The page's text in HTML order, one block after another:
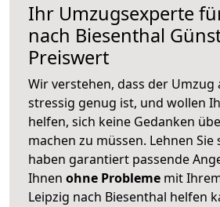
Ihr Umzugsexperte
nach Biesenthal
Preiswert
Wir verstehen, dass der Umzug
stressig genug ist, und wollen
helfen, sich keine Gedanken
machen zu müssen. Lehnen
haben garantiert passende
Ihnen ohne Probleme mit
Leipzig nach Biesenthal helfen